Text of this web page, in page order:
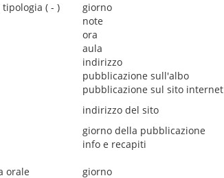
( - ) giorno
note
ora
aula
indirizzo
pubblicazione sull'albo
pubblicazione sul sito internet
indirizzo del sito
giorno della pubblicazione
info e recapiti
orale giorno